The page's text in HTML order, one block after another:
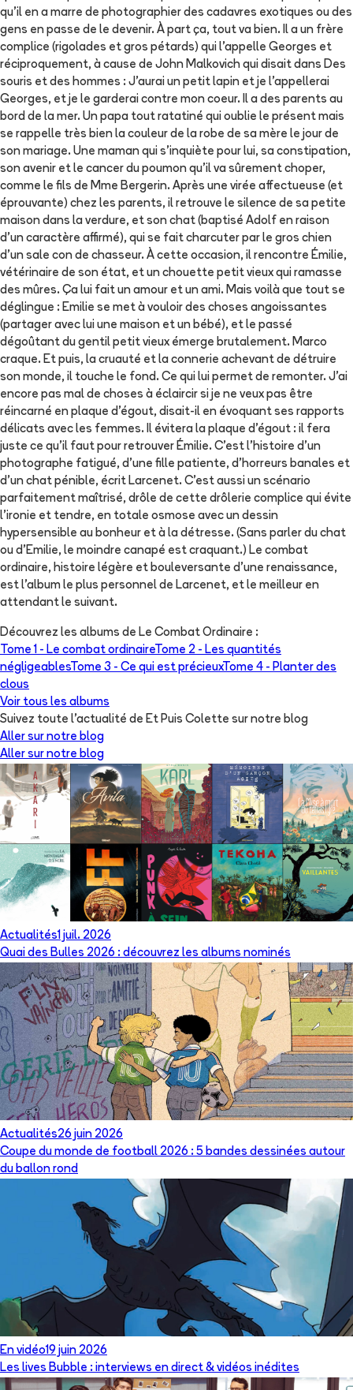
qu'il en a marre de photographier des cadavres exotiques ou des
gens en passe de le devenir. À part ça, tout va bien. Il a un frère
complice (rigolades et gros pétards) qui l'appelle Georges et
réciproquement, à cause de John Malkovich qui disait dans Des
souris et des hommes : J'aurai un petit lapin et je l'appellerai
Georges, et je le garderai contre mon coeur. Il a des parents au
bord de la mer. Un papa tout ratatiné qui oublie le présent mais
se rappelle très bien la couleur de la robe de sa mère le jour de
son mariage. Une maman qui s'inquiète pour lui, sa constipation,
son avenir et le cancer du poumon qu'il va sûrement choper,
comme le fils de Mme Bergerin. Après une virée affectueuse (et
éprouvante) chez les parents, il retrouve le silence de sa petite
maison dans la verdure, et son chat (baptisé Adolf en raison
d'un caractère affirmé), qui se fait charcuter par le gros chien
d'un sale con de chasseur. À cette occasion, il rencontre Émilie,
vétérinaire de son état, et un chouette petit vieux qui ramasse
des mûres. Ça lui fait un amour et un ami. Mais voilà que tout se
déglingue : Emilie se met à vouloir des choses angoissantes
(partager avec lui une maison et un bébé), et le passé
dégoûtant du gentil petit vieux émerge brutalement. Marco
craque. Et puis, la cruauté et la connerie achevant de détruire
son monde, il touche le fond. Ce qui lui permet de remonter. J'ai
encore pas mal de choses à éclaircir si je ne veux pas être
réincarné en plaque d'égout, disait-il en évoquant ses rapports
délicats avec les femmes. Il évitera la plaque d'égout : il fera
juste ce qu'il faut pour retrouver Émilie. C'est l'histoire d'un
photographe fatigué, d'une fille patiente, d'horreurs banales et
d'un chat pénible, écrit Larcenet. C'est aussi un scénario
parfaitement maîtrisé, drôle de cette drôlerie complice qui évite
l'ironie et tendre, en totale osmose avec un dessin
hypersensible au bonheur et à la détresse. (Sans parler du chat
ou d'Emilie, le moindre canapé est craquant.) Le combat
ordinaire, histoire légère et bouleversante d'une renaissance,
est l'album le plus personnel de Larcenet, et le meilleur en
attendant le suivant.
Découvrez les albums de Le Combat Ordinaire :
Tome 1 - Le combat ordinaireTome 2 - Les quantités
négligeablesTome 3 - Ce qui est précieuxTome 4 - Planter des
clous
Voir tous les albums
Suivez toute l'actualité de Et Puis Colette sur notre blog
Aller sur notre blog
Aller sur notre blog
Actualités1 juil. 2026
Quai des Bulles 2026 : découvrez les albums nominés
Actualités26 juin 2026
Coupe du monde de football 2026 : 5 bandes dessinées autour
du ballon rond
En vidéo19 juin 2026
Les lives Bubble : interviews en direct & vidéos inédites